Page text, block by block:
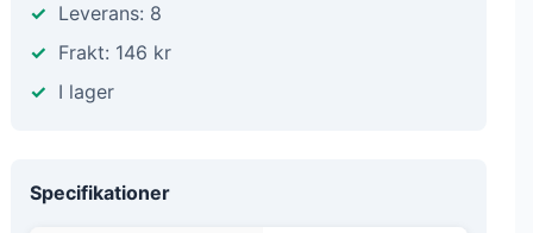
Leverans: 8
Frakt: 146 kr
I lager
Specifikationer